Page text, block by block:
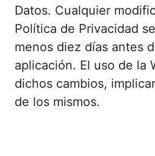
Datos. Cualquier
Política de Privacidad
menos diez días antes
aplicación. El uso de la
dichos cambios,
de los mismos.